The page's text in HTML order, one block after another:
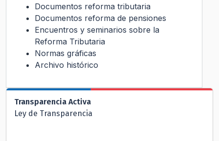
Documentos reforma tributaria
Documentos reforma de pensiones
Encuentros y seminarios sobre la
Reforma Tributaria
Normas gráficas
Archivo histórico
Transparencia Activa
Ley de Transparencia